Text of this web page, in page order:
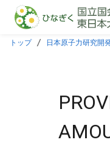
本文に飛ぶ
トップ 日本原子力研究開